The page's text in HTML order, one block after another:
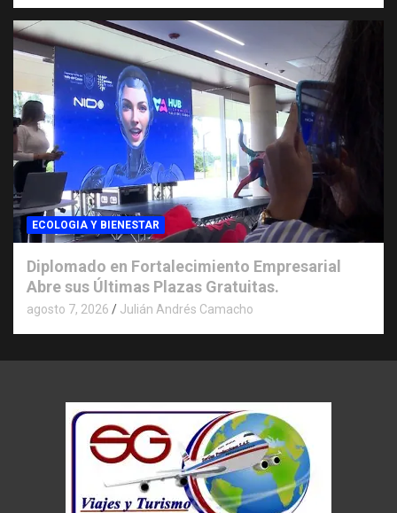
ECOLOGIA Y BIENESTAR
Diplomado en Fortalecimiento Empresarial
Abre sus Últimas Plazas Gratuitas.
agosto 7, 2026 Julián Andrés Camacho